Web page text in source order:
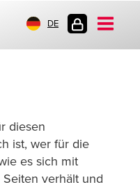
DE
diesen
ist, wer für die
es sich mit
verhält und